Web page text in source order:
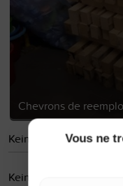
Chevrons de
Keine gefolgten
Keine Bewertungen
Vous ne